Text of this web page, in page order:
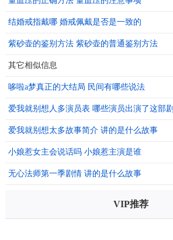
结婚戒指戴哪 婚戒佩戴是否是一致的
紫砂壶的鉴别方法 紫砂壶的普通鉴别方法
其它相似信息
哆啦a梦真正的大结局 民间有哪些说法
爱我就别想人多演员表 哪些演员出演了这部剧
爱我就别想太多故事简介 讲的是什么故事
小娘惹女主会说话吗 小娘惹主演是谁
无心法师第一季剧情 讲的是什么故事
VIP推荐